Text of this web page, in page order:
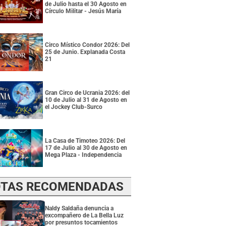
de Julio hasta el 30 Agosto en
Círculo Militar - Jesús María
Circo Místico Condor 2026: Del
25 de Junio. Explanada Costa
21
Gran Circo de Ucrania 2026: del
10 de Julio al 31 de Agosto en
el Jockey Club-Surco
La Casa de Timoteo 2026: Del
17 de Julio al 30 de Agosto en
Mega Plaza - Independencia
RECOMENDADAS
Naldy Saldaña denuncia a
excompañero de La Bella Luz
por presuntos tocamientos